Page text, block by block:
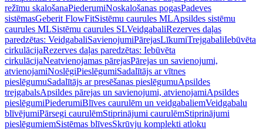
režīmu skalošanaPiederumiNoskalošanas pogasPadeves
sistēmasGeberit FlowFitSistēmu caurules MLApsildes sistēmu
caurules MLSistēmu caurules SLVeidgabaliRezerves daļas
paredzētas: VeidgabaliSavienojumiPārejasLīkumiTrejgabaliIebūvēta
cirkulācijaRezerves daļas paredzētas: Iebūvēta
cirkulācijaNeatvienojamas pārejasPārejas un savienojumi,
atvienojamiNoslēgiPieslēgumiSadalītājs ar vītnes
pieslēgumuSadalītājs ar presēšanas pieslēgumuApsildes
trejgabalsApsildes pārejas un savienojumi, atvienojamiApsildes
pieslēgumiPiederumiBlīves caurulēm un veidgabaliemVeidgabalu
blīvējumiPārsegi caurulēmStiprinājumi caurulēmStiprinājumi
pieslēgumiemSistēmas blīvesSkrūvju komplekti atloku